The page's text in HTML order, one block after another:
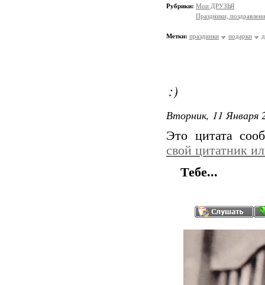
Рубрики: Мои ДРУЗЬЯ
Праздники,
Метки: праздники подарки
:)
Вторник, 11 Января
Это цитата
свой цитатник
Тебе...